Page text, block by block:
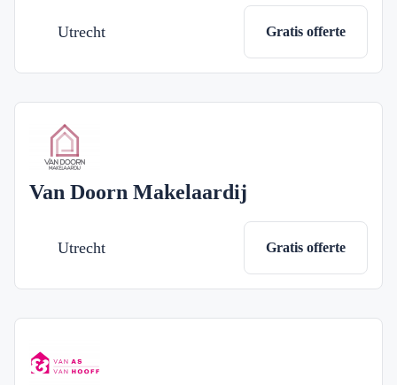
Utrecht Gratis offerte
Van Doorn Makelaardij
Utrecht Gratis offerte